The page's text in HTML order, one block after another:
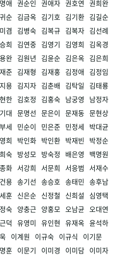
애 권순인 권애자 권호연 권희완
순 김금옥 김기호 김기환 김길순
겸 김병숙 김복규 김복자 김선례
희 김연중 김영기 김영희
김옥경
완 김원년 김윤순 김은옥 김은희
준 김재형 김재홍 김정애 김정임
용 김지자 김춘배 김탁일
김태룡
한 김호정 김홍숙 남궁영
남정자
대 문명선 문은이 문재동 문현상
세 민순이 민은준 민정세 박대균
희 박인화 박인환 박재빈
박정순
숙 방성모 방숙정 배은영
백명원
화 서강희 서문희 서응범
서재수
용 송기선 송승호 송태민 송후남
훈 신은순 신정철 신희설
심영택
숙 양충근 양홍모 오남균 오대연
덕 유영미 유인현 유재옥 윤석하
이계원 이규숙 이규식
이기문
훈 이문기 이미경 이미담 이미자